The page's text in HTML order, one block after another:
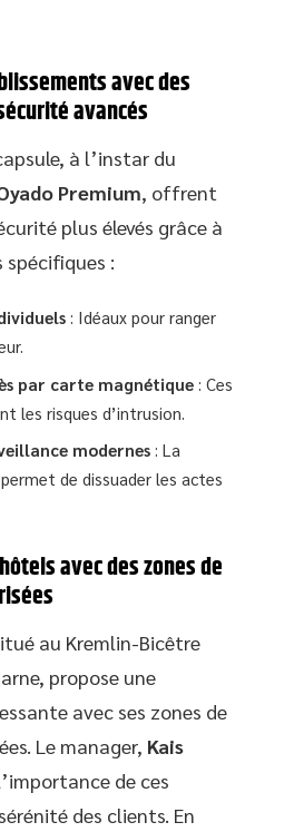
avec des
avancés
à l’instar du
Premium, offrent
plus élevés grâce à
spécifiques :
: Idéaux pour ranger
par carte magnétique : Ces
les risques d’intrusion.
modernes : La
de dissuader les actes
avec des zones de
au Kremlin-Bicêtre
propose une
avec ses zones de
Le manager, Kais
de ces
des clients. En